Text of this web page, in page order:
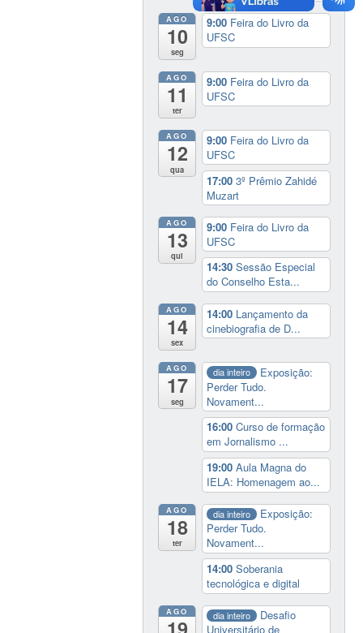
AGO
10
seg
9:00 Feira do Livro da
UFSC
AGO
11
ter
9:00 Feira do Livro da
UFSC
AGO
12
qua
9:00 Feira do Livro da
UFSC
17:003º Prêmio Zahidé
Muzart
AGO
13
qui
9:00 Feira do Livro da
UFSC
14:30Sessão Especial
do Conselho Esta...
AGO
14
sex
14:00 Lançamento da
cinebiografia de D...
AGO
17
seg
dia inteiro
Exposição:
Perder Tudo.
Novament...
16:00Curso de formação
em Jornalismo ...
19:00Aula Magna do
IELA: Homenagem ao...
AGO
18
ter
dia inteiro
Exposição:
Perder Tudo.
Novament...
14:00Soberania
tecnológica e digital
AGO dia inteiro
Desafio
Universitário de